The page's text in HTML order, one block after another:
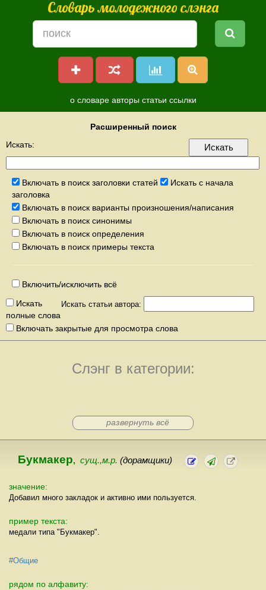
Словарь молодежного слэнга
о словаре авторы статьи ссылки
Расширенный поиск
Искать:
Включать в поиск заголовки статей
Искать с начала
заголовка
Включать в поиск варианты произношения/написания
Включать в поиск синонимы
Включать в поиск определения
Включать в поиск примеры текста
Включить/исключить всё
Искать статьи автора:
Искать
полные слова
Включать закрытые для просмотра слова
Слэнг в категории:
развернуть всё
Букмакер, сущ.,м.р. (дорамщики)
значение:
Добавил много закладок и активно ими пользуется.
пример текста:
медали типа "Букмакер".
#Общие
рядом по алфавиту: